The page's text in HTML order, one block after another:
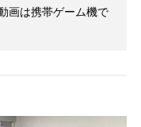
画は携帯ゲーム機で